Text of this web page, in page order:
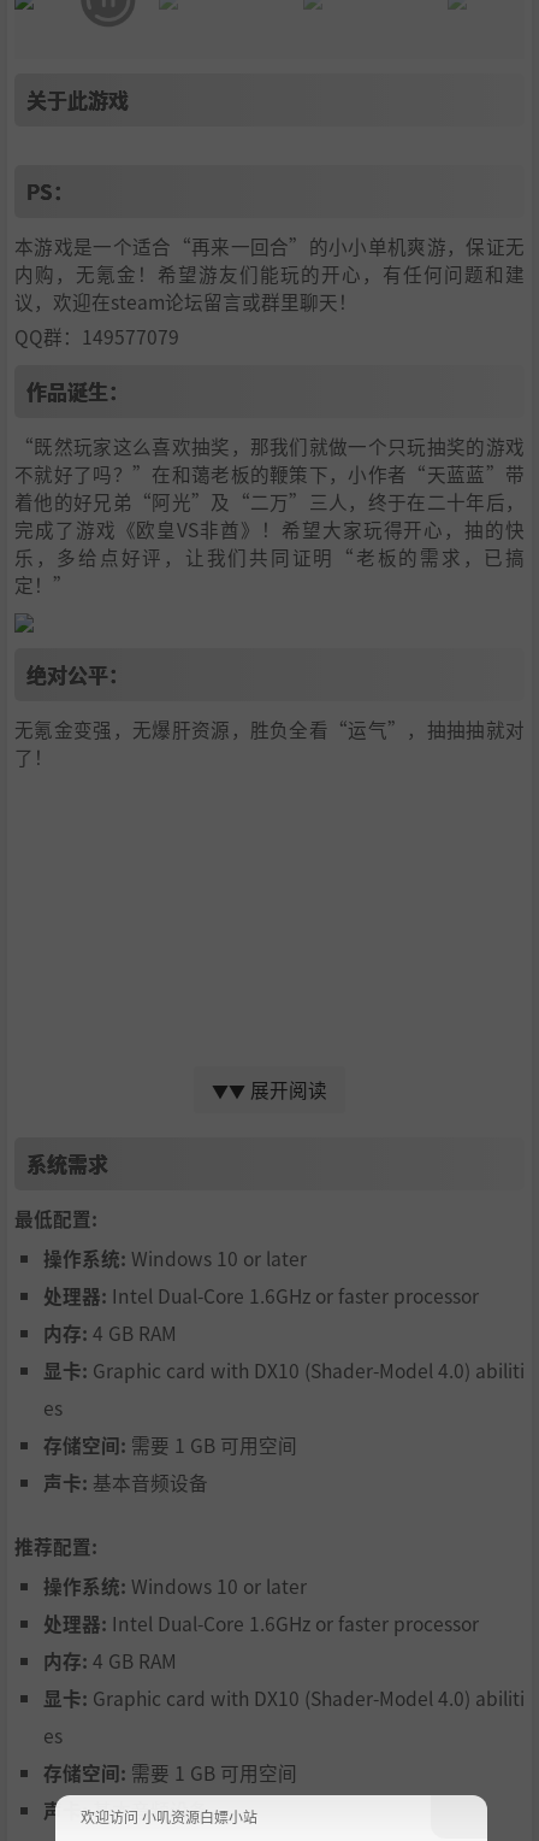
关于此游戏
PS：
本游戏是一个适合“再来一回合”的小小单机爽游，保证无
内购，无氪金！希望游友们能玩的开心，有任何问题和建
议，欢迎在steam论坛留言或群里聊天！
QQ群：149577079
作品诞生：
“既然玩家这么喜欢抽奖，那我们就做一个只玩抽奖的游戏
不就好了吗？”在和蔼老板的鞭策下，小作者“天蓝蓝”带
着他的好兄弟“阿光”及“二万”三人，终于在二十年后，
完成了游戏《欧皇VS非酋》！希望大家玩得开心，抽的快
乐，多给点好评，让我们共同证明“老板的需求，已搞
定！”
绝对公平：
无氪金变强，无爆肝资源，胜负全看“运气”，抽抽抽就对
了！
登场即主角：
挑战！
开局即高光：
336位独特角色听你调遣，组建一支跨越时空的军团 —— 小
作者尽力了 T.T
坐下即玩：
▼▼ 展开阅读
系统需求
最低配置:
操作系统: Windows 10 or later
处理器: Intel Dual-Core 1.6GHz or faster processor
内存: 4 GB RAM
显卡: Graphic card with DX10 (Shader-Model 4.0) abiliti
es
存储空间: 需要 1 GB 可用空间
声卡: 基本音频设备
推荐配置:
操作系统: Windows 10 or later
处理器: Intel Dual-Core 1.6GHz or faster processor
内存: 4 GB RAM
显卡: Graphic card with DX10 (Shader-Model 4.0) abiliti
es
存储空间: 需要 1 GB 可用空间
声卡:基本音频设备
欢迎访问 小叽资源白嫖小站